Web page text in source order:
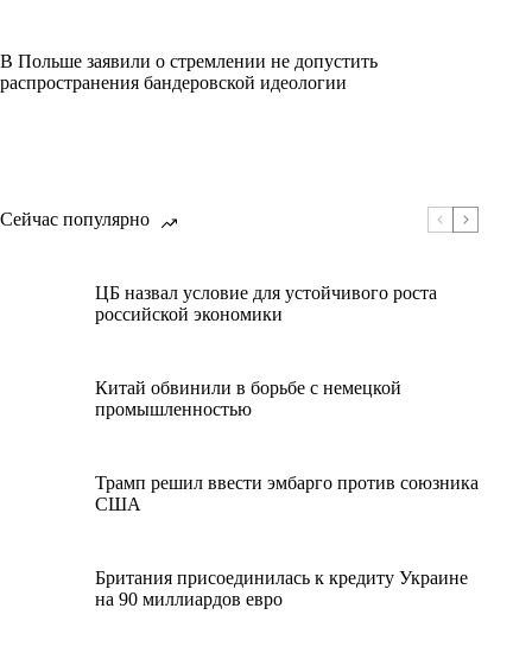
В Польше заявили о стремлении не допустить
распространения бандеровской идеологии
Сейчас популярно
ЦБ назвал условие для устойчивого роста
российской экономики
Китай обвинили в борьбе с немецкой
промышленностью
Трамп решил ввести эмбарго против союзника
США
Британия присоединилась к кредиту Украине
на 90 миллиардов евро